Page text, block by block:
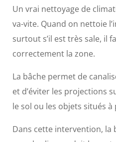
Un vrai nettoyage de
va-vite. Quand on nettoie
surtout s’il est très sale, il
correctement la zone.
La bâche permet de
et d’éviter les projections
le sol ou les objets situés
Dans cette intervention, la